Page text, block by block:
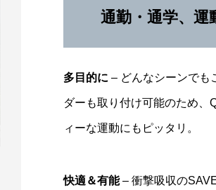
通勤・通学、運
多目的に – どんなシーンでも
ダーも取り付け可能のため、
ィーな運動にもピッタリ。
快適＆有能– 衝撃吸収の
「第13回 安芸灘とびしま海道オレン